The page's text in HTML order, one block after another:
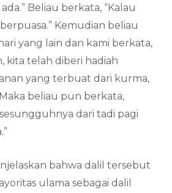
Beliau berkata, “Kalau
Kemudian beliau
yang lain dan kami berkata,
kita telah diberi hadiah
yang terbuat dari kurma,
beliau pun berkata,
dari tadi pagi
bahwa dalil tersebut
ulama sebagai dalil